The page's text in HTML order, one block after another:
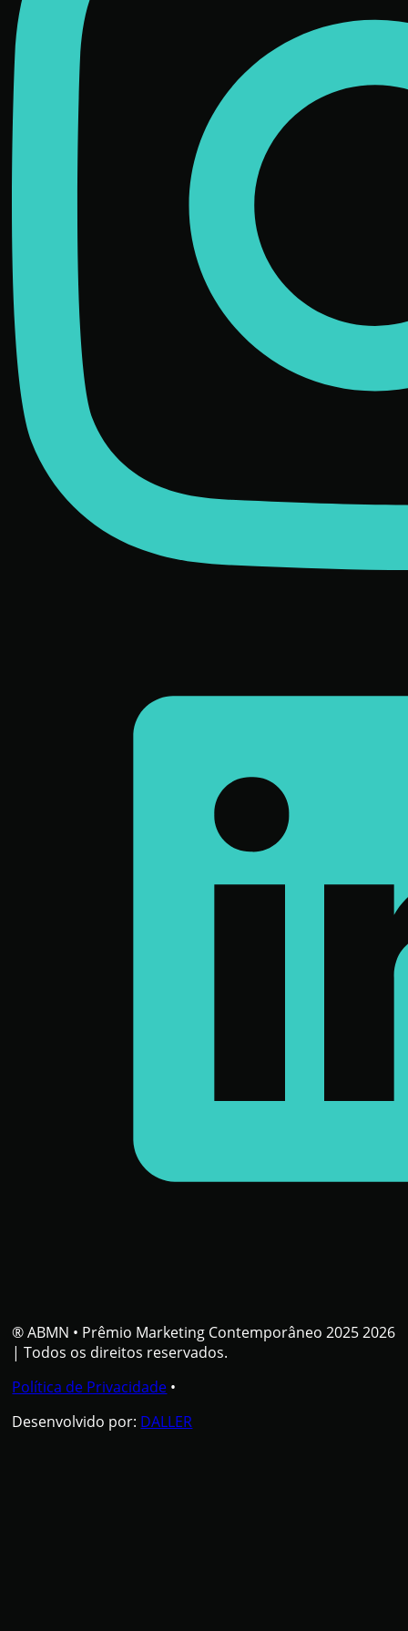
® ABMN • Prêmio Marketing Contemporâneo 2025 2026
| Todos os direitos reservados.
Política de Privacidade •
Desenvolvido por: DALLER